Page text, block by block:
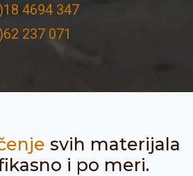
4694 347
237 071
svih materijala
i po meri.